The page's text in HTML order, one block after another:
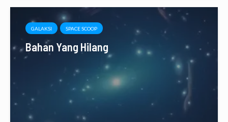
GALAKSI SPACE SCOOP
Bahan Yang Hilang